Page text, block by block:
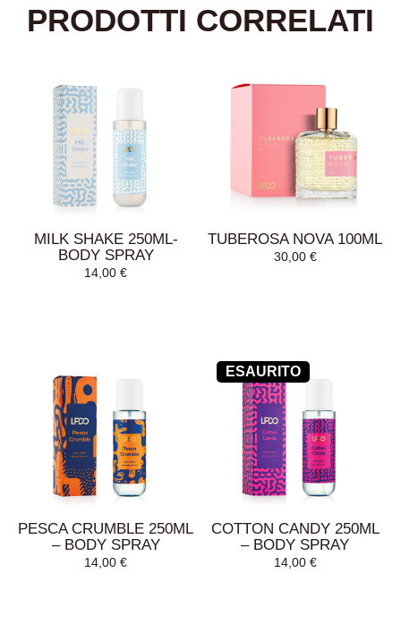
PRODOTTI CORRELATI
MILK SHAKE 250ML-
BODY SPRAY
14,00€
AGGIUNGI AL
CARRELLO
TUBEROSA NOVA 100ML
30,00 €
AGGIUNGI AL
CARRELLO
PESCA CRUMBLE 250ML
– BODY SPRAY
14,00€
ESAURITO
COTTON CANDY 250ML
– BODY SPRAY
14,00 €